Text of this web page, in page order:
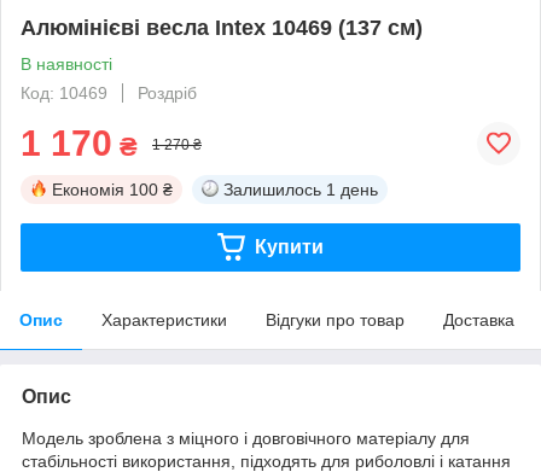
Алюмінієві весла Intex 10469 (137 см)
В наявності
Код: 10469
Роздріб
1 170 ₴ 1 270 ₴
Економія 100 ₴ Залишилось 1 день
Купити
Опис Характеристики Відгуки про товар Доставка
Опис
Модель зроблена з міцного і довговічного матеріалу для
стабільності використання, підходять для риболовлі і катання